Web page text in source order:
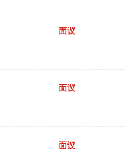
面议
面议
面议